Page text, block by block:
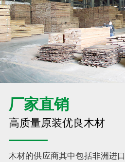
厂家直销
高质量原装优良木材
木材的供应商其中包括非洲进